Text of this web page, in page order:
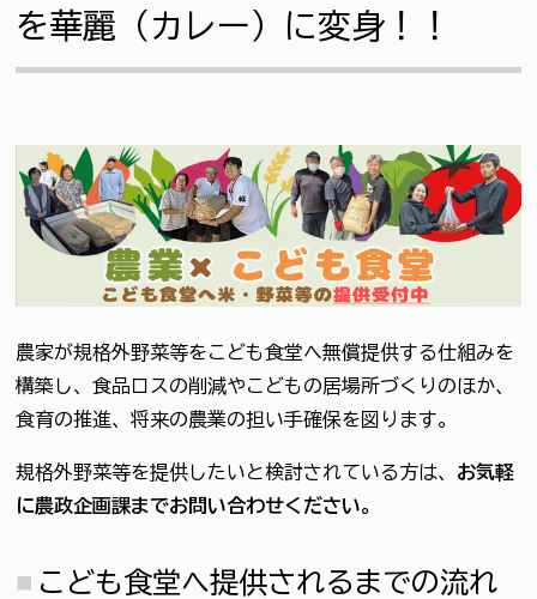
を華麗（カレー）に変身！！
農家が規格外野菜等をこども食堂へ無償提供する仕組みを
構築し、食品ロスの削減やこどもの居場所づくりのほか、
食育の推進、将来の農業の担い手確保を図ります。
規格外野菜等を提供したいと検討されている方は、 お気軽
に農政企画課までお問い合わせください。
こども食堂へ提供されるまでの流れ